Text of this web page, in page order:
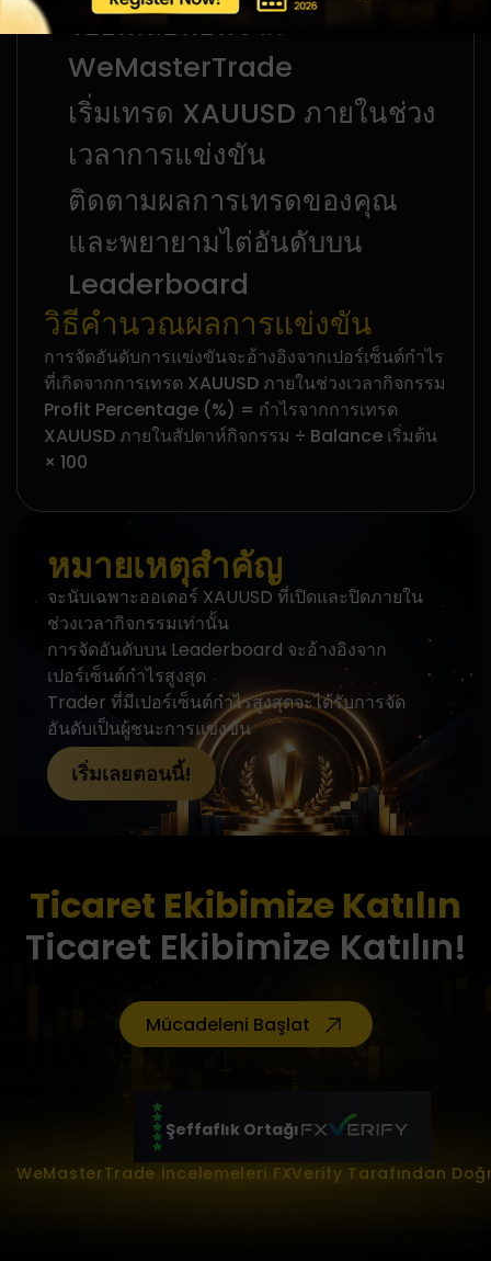
รออีเมลยืนยันจาก
WeMasterTrade
เริ่มเทรด XAUUSD ภายในช่วง
เวลาการแข่งขัน
ติดตามผลการเทรดของคุณ
และพยายามไต่อันดับบน
Leaderboard
วิธีคำนวณผลการแข่งขัน
การจัดอันดับการแข่งขันจะอ้างอิงจากเปอร์เซ็นต์กำไร
ที่เกิดจากการเทรด XAUUSD ภายในช่วงเวลากิจกรรม
Profit Percentage (%) = กำไรจากการเทรด
XAUUSD ภายในสัปดาห์กิจกรรม ÷ Balance เริ่มต้น
× 100
หมายเหตุสำคัญ
จะนับเฉพาะออเดอร์ XAUUSD ที่เปิดและปิดภายใน
ช่วงเวลากิจกรรมเท่านั้น
การจัดอันดับบน Leaderboard จะอ้างอิงจาก
เปอร์เซ็นต์กำไรสูงสุด
Trader ที่มีเปอร์เซ็นต์กำไรสูงสุดจะได้รับการจัด
อันดับเป็นผู้ชนะการแข่งขัน
เริ่มเลยตอนนี้!
Ticaret Ekibimize Katılın
Ticaret Ekibimize Katılın!
Mücadeleni Başlat
Şeffaflık Ortağı
WeMasterTrade İncelemeleri FXVerify Tarafından